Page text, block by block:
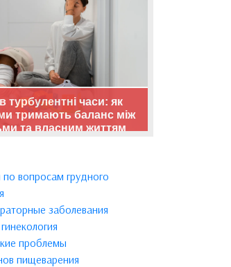
турбулентні часи: як
тримають баланс між
та власним життям
по вопросам грудного
заболевания
проблемы
пищеварения